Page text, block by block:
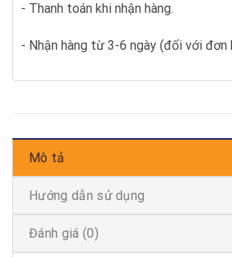
- Thanh toán khi nhận hàng.
- Nhận hàng từ 3-6 ngày (đối với đơn
Mô tả
Đánh giá (0)
Hướng dẫn sử dụng